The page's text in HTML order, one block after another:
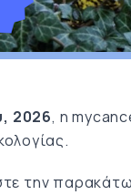
2026, η
την